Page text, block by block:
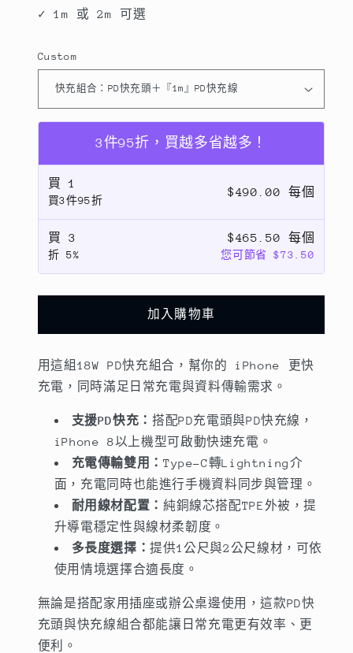
✓ 1m 或 2m 可選
Custom
3件95折，買越多省越多！
買 1
買3件95折
$490.00 每個
買 3
折 5%
$465.50 每個
您可節省 $73.50
加入購物車
用這組18W PD快充組合，幫你的 iPhone 更快
充電，同時滿足日常充電與資料傳輸需求。
支援PD快充： 搭配PD充電頭與PD快充線，
iPhone 8以上機型可啟動快速充電。
充電傳輸雙用： Type-C轉Lightning介
面，充電同時也能進行手機資料同步與管理。
耐用線材配置： 純銅線芯搭配TPE外被，提
升導電穩定性與線材柔韌度。
多長度選擇：提供1公尺與2公尺線材，可依
使用情境選擇合適長度。
無論是搭配家用插座或辦公桌邊使用，這款PD快
充頭與快充線組合都能讓日常充電更有效率、更
便利。